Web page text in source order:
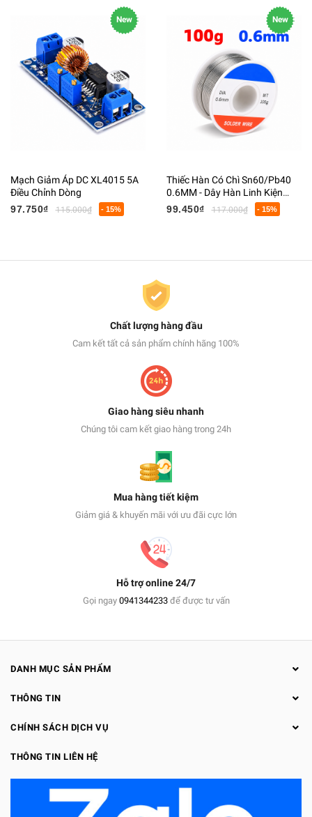
New
Mạch Giảm Áp DC XL4015 5A
Điều Chỉnh Dòng
97.750₫
115.000₫ - 15%
New
Thiếc Hàn Có Chì Sn60/Pb40
0.6MM - Dây Hàn Linh Kiện
Điện Tử Có Lõi Flux
99.450₫ 117.000₫ - 15%
Chất lượng hàng đầu
Cam kết tất cả sản phẩm chính hãng 100%
Giao hàng siêu nhanh
Chúng tôi cam kết giao hàng trong 24h
Mua hàng tiết kiệm
Giảm giá & khuyến mãi với ưu đãi cực lớn
Hỗ trợ online 24/7
Gọi ngay 0941344233để được tư vấn
DANH MỤC SẢN PHẨM
THÔNG TIN
CHÍNH SÁCH DỊCH VỤ
THÔNG TIN LIÊN HỆ